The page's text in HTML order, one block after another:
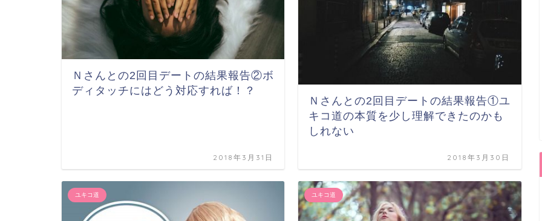
Ｎさんとの2回目デートの結果報告②ボ
ディタッチにはどう対応すれば！？
2018年3月31日
Ｎさんとの2回目デートの結果報告①ユ
キコ道の本質を少し理解できたのかも
しれない
2018年3月30日
ユキコ道 ユキコ道